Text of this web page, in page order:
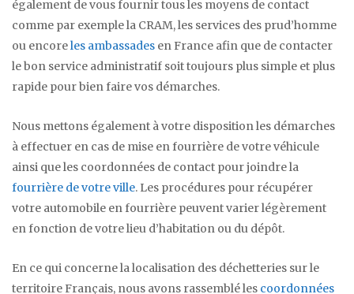
également de vous fournir tous les moyens de contact
comme par exemple la CRAM, les services des prud’homme
ou encoreles ambassades en France afin que de contacter
le bon service administratif soit toujours plus simple et plus
rapide pour bien faire vos démarches.
Nous mettons également à votre disposition les démarches
à effectuer en cas de mise en fourrière de votre véhicule
ainsi que les coordonnées de contact pour joindre la
fourrière de votre ville. Les procédures pour récupérer
votre automobile en fourrière peuvent varier légèrement
en fonction de votre lieu d’habitation ou du dépôt.
En ce qui concerne la localisation des déchetteries sur le
territoire Français, nous avons rassemblé les coordonnées